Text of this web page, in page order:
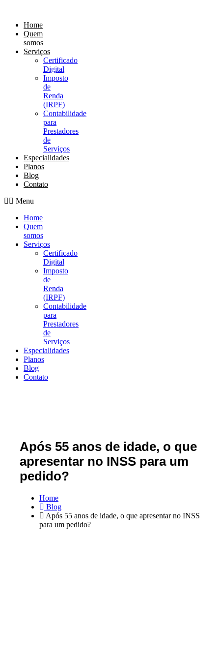
conteúdo
Home
Quem
somos
Serviços
Certificado
Digital
Imposto
de
Renda
(IRPF)
Contabilidade
para
Prestadores
de
Serviços
Especialidades
Planos
Blog
Contato
Menu
Home
Quem
somos
Serviços
Certificado
Digital
Imposto
de
Renda
(IRPF)
Contabilidade
para
Prestadores
de
Serviços
Especialidades
Planos
Blog
Contato
Após 55 anos de idade, o que
apresentar no INSS para um
pedido?
Home
Blog
Após 55 anos de idade, o que apresentar no INSS
para um pedido?